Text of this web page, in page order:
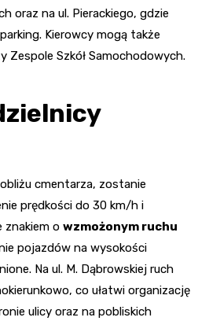
oraz na ul. Pierackiego, gdzie
Kierowcy mogą także
Zespole Szkół Samochodowych.
cmentarza, zostanie
prędkości do 30 km/h i
znakiem o wzmożonym ruchu
pojazdów na wysokości
Na ul. M. Dąbrowskiej ruch
co ułatwi organizację
ulicy oraz na pobliskich